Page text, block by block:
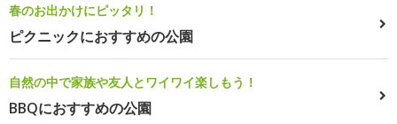
春のお出かけにピッタリ！
ピクニックにおすすめの公園
自然の中で家族や友人とワイワイ楽しもう！
BBQにおすすめの公園